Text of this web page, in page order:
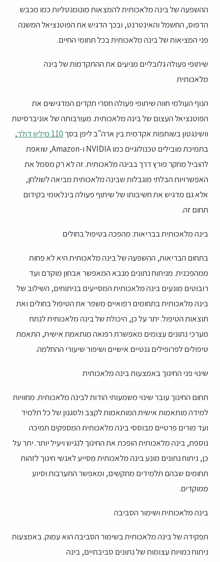
ההשפעה של בינה מלאכותית להמצאות מונומנטליות כמו מכבש
הדפוס, החשמל והאינטרנט, ובכך הדגיש את הפוטנציאל המשנה
פני המציאות של בינה מלאכותית בכל תחומי החיים.
שיתופי פעולה גלובליים מניעים את ההתקדמות של בינה
מלאכותית
הנוף העולמי חווה שיתופי פעולה חסרי תקדים המדגישים את
הפוטנציאל העצום של בינה מלאכותית. מעורבותה של אוניברסיטת
וושינגטון בשותפות אקדמית בין ארה"ב ליפן בסך110 מיליון דולר
,
בתמיכת מובילים טכנולוגיים כמו NVIDIA ו-Amazon, שואפת
להוביל מחקר פורץ דרך בבינה מלאכותית. זה לא רק מסמל את
האפשרויות הבלתי מוגבלות שבינה מלאכותית מביאה לשולחן,
אלא גם מדגיש את חשיבותו של שיתוף פעולה בינלאומי בקידום
תחום זה.
בינה מלאכותית בבריאות: מהפכה בטיפול בחולים
בתחום הבריאות, ההשפעה של בינה מלאכותית היא לא פחות
ממהפכנית. מניתוח נתונים מנבא המאפשר אבחון מוקדם ועד
רובוטים מונעים בינה מלאכותית המסייעים בניתוחים, השילוב של
בינה מלאכותית בתחומים רפואיים משפר את הטיפול בחולים ואת
תוצאות הטיפול. יתר על כן, היכולת של בינה מלאכותית לנתח
מערכי נתונים עצומים מאפשרת רפואה מותאמת אישית, התאמת
טיפולים לפרופילים גנטיים אישיים ושיפור שיעורי ההחלמה.
שינוי פני החינוך באמצעות בינה מלאכותית
תחום החינוך עובר שינוי משמעותי הודות לבינה מלאכותית. מחוויות
למידה מותאמות אישית המותאמות לקצב ולסגנון של כל תלמיד
ועד מורים פרטיים מבוססי בינה מלאכותית המספקים תמיכה
נוספת, בינה מלאכותית הופכת את החינוך לנגיש ויעיל יותר. יתר על
כן, ניתוח נתונים מונע בינה מלאכותית מסייע לאנשי חינוך לזהות
תחומים שבהם תלמידים מתקשים, ומאפשר התערבות וסיוע
ממוקדים.
בינה מלאכותית ושימור הסביבה
תפקידה של בינה מלאכותית בשימור הסביבה הוא עמוק. באמצעות
ניתוח כמויות עצומות של נתונים סביבתיים, בינה